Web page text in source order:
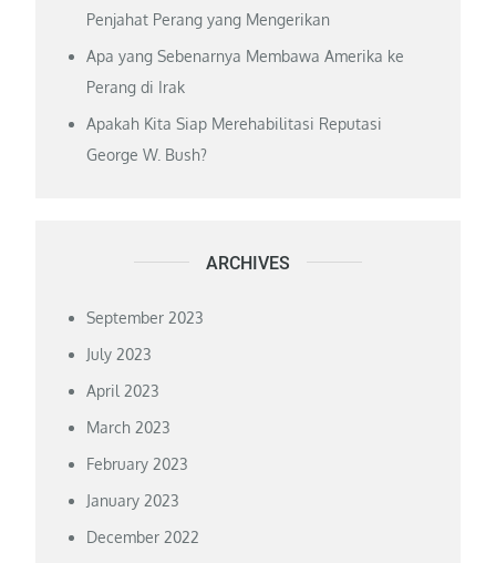
Penjahat Perang yang Mengerikan
Apa yang Sebenarnya Membawa Amerika ke
Perang di Irak
Apakah Kita Siap Merehabilitasi Reputasi
George W. Bush?
ARCHIVES
September 2023
July 2023
April 2023
March 2023
February 2023
January 2023
December 2022